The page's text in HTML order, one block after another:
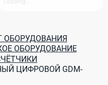
ОБОРУДОВАНИЯ
ОБОРУДОВАНИЕ
ЦИФРОВОЙ GDM-